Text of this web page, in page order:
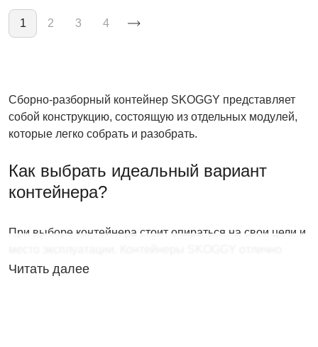
Нумерация страниц
1 2 3 4
Сборно-разборный контейнер SKOGGY представляет
собой конструкцию, состоящую из отдельных модулей,
которые легко собрать и разобрать.
Как выбрать идеальный вариант
контейнера?
При выборе контейнера стоит опираться на свои цели и
подойдут для использования в качестве:
Читать далее